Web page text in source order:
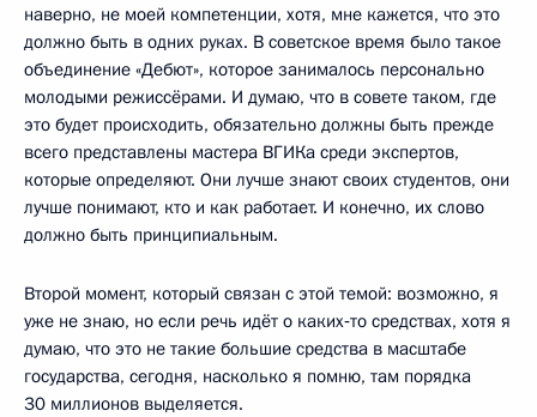
наверно, не моей компетенции, хотя, мне кажется, что это
должно быть в одних руках. В советское время было такое
объединение «Дебют», которое занималось персонально
молодыми режиссёрами. И думаю, что в совете таком, где
это будет происходить, обязательно должны быть прежде
всего представлены мастера ВГИКа среди экспертов,
которые определяют. Они лучше знают своих студентов, они
лучше понимают, кто и как работает. И конечно, их слово
должно быть принципиальным.
Второй момент, который связан с этой темой: возможно, я
уже не знаю, но если речь идёт о каких‑то средствах, хотя я
думаю, что это не такие большие средства в масштабе
государства, сегодня, насколько я помню, там порядка
30 миллионов выделяется.